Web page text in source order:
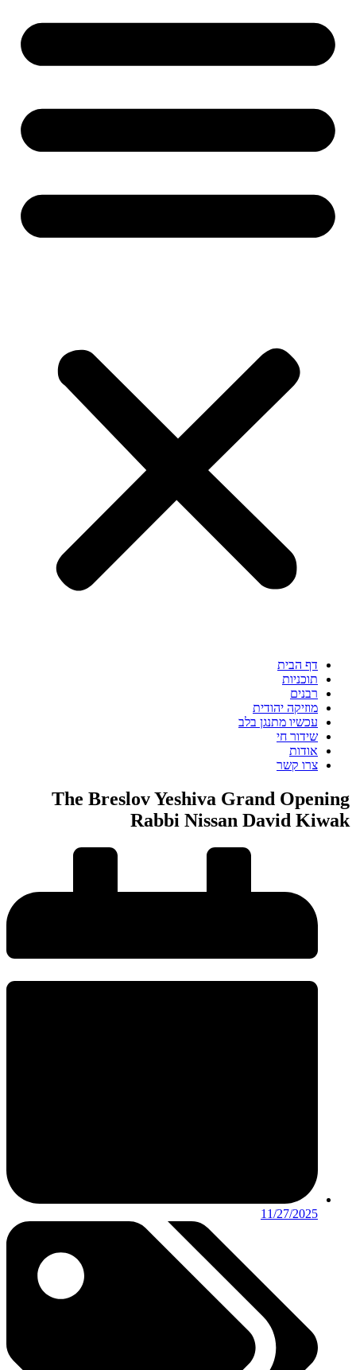
דף הבית
תוכניות
רבנים
מוזיקה יהודית
עכשיו מתנגן בלב
שידור חי
אודות
צרו קשר
The Breslov Yeshiva Grand Opening
Rabbi Nissan David Kiwak
11/27/2025